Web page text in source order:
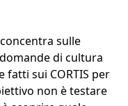
sulle
di cultura
fatti sui CORTIS per
non è testare